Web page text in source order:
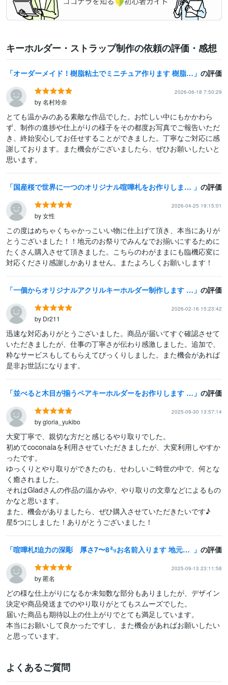
キーホルダー・ストラップ制作の依頼の評価・感想
オーダーメイド！樹脂粘土でミニチュア作ります 樹脂粘土で手作りします！キーホルダーや、ピアス、イヤリングに の評価
2026-06-18 7:50:29
by 名村玲奈
とても温かみのある素敵な作品でした。お忙しい中にもかかわら
ず、制作の進捗や仕上がりの様子をその都度お写真でご報告いただ
き、終始安心してお任せすることができました。丁寧なご対応に感
謝しております。また機会がございましたら、ぜひお願いしたいと
思います。
国産桜で世界に一つのオリジナル喧嘩札をお作りします 【完全オーダーメイド】 桜木札 本格喧嘩札 お祭り 名入れ の評価
2026-04-25 19:15:01
by 女性
この度はめちゃくちゃかっこいい物に仕上げて頂き、本当にありが
とうございました！！地元のお祭りでみんなでお揃いにするために
たくさん購入させて頂きました。こちらのわがままにも臨機応変に
対応くださり感謝しかありません。またよろしくお願いします！
一個からオリジナルアクリルキーホルダー制作します 画像・イラストを送るだけでOK！【プレゼントや自分用に】 の評価
2026-02-16 15:23:42
by Dr211
迅速な対応ありがとうございました。商品が届いてすぐ確認させて
いただきましたが、仕事の丁寧さが伝わり感激しました。追加で、
粋なサービスもしてもらえてびっくりしました。また機会があれば
是非お世話になります。
並べると木目が揃うペアキーホルダーをお作りします 彫刻なので文字が消えることはありません☺︎ の評価
2025-09-30 13:57:14
by gloria_yukibo
大変丁寧で、親切な方だと感じるやり取りでした。
初めてcoconalaを利用させていただきましたが、大変利用しやすか
ったです。
ゆっくりとやり取りができたのも、せわしいご時世の中で、何とな
く癒されました。
それはGladさんの作品の温かみや、やり取りの文章などによるもの
かなと思います。
また、機会がありましたら、ぜひ購入させていただきたいです♪
星5つにしました！ありがとうございました！
喧嘩札❗️迫力の深彫 厚さ7〜8㍉お名前入ります 地元県産ヒノキを使用です 手作業で仕上ています の評価
2025-09-13 23:11:58
by 匿名
どの様な仕上がりになるか未知数な部分もありましたが、デザイン
決定や商品発送までのやり取りがとてもスムーズでした。
届いた商品も期待以上の仕上がりでとても満足しています。
本当にお願いして良かったですし、また機会があればお願いしたい
と思っています。
よくあるご質問